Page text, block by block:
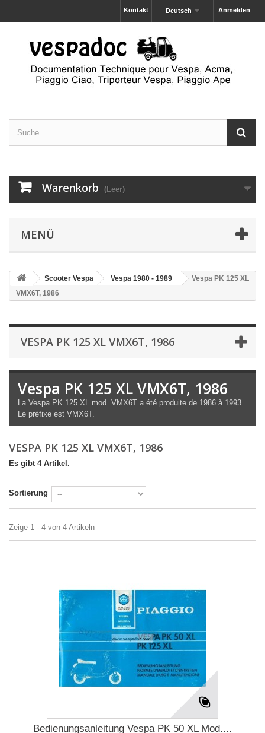
Anmelden
Deutsch
Kontakt
Warenkorb (Leer)
MENÜ
Scooter Vespa Vespa 1980 - 1989
Vespa PK 125 XL
VMX6T, 1986
VESPA PK 125 XL VMX6T, 1986
Vespa PK 125 XL VMX6T, 1986
La Vespa PK 125 XL mod. VMX6T a été produite de 1986 à 1993.
Le préfixe est VMX6T.
VESPA PK 125 XL VMX6T, 1986
Es gibt 4 Artikel.
Sortierung
Zeige 1 - 4 von 4 Artikeln
Bedienungsanleitung Vespa PK 50 XL Mod....